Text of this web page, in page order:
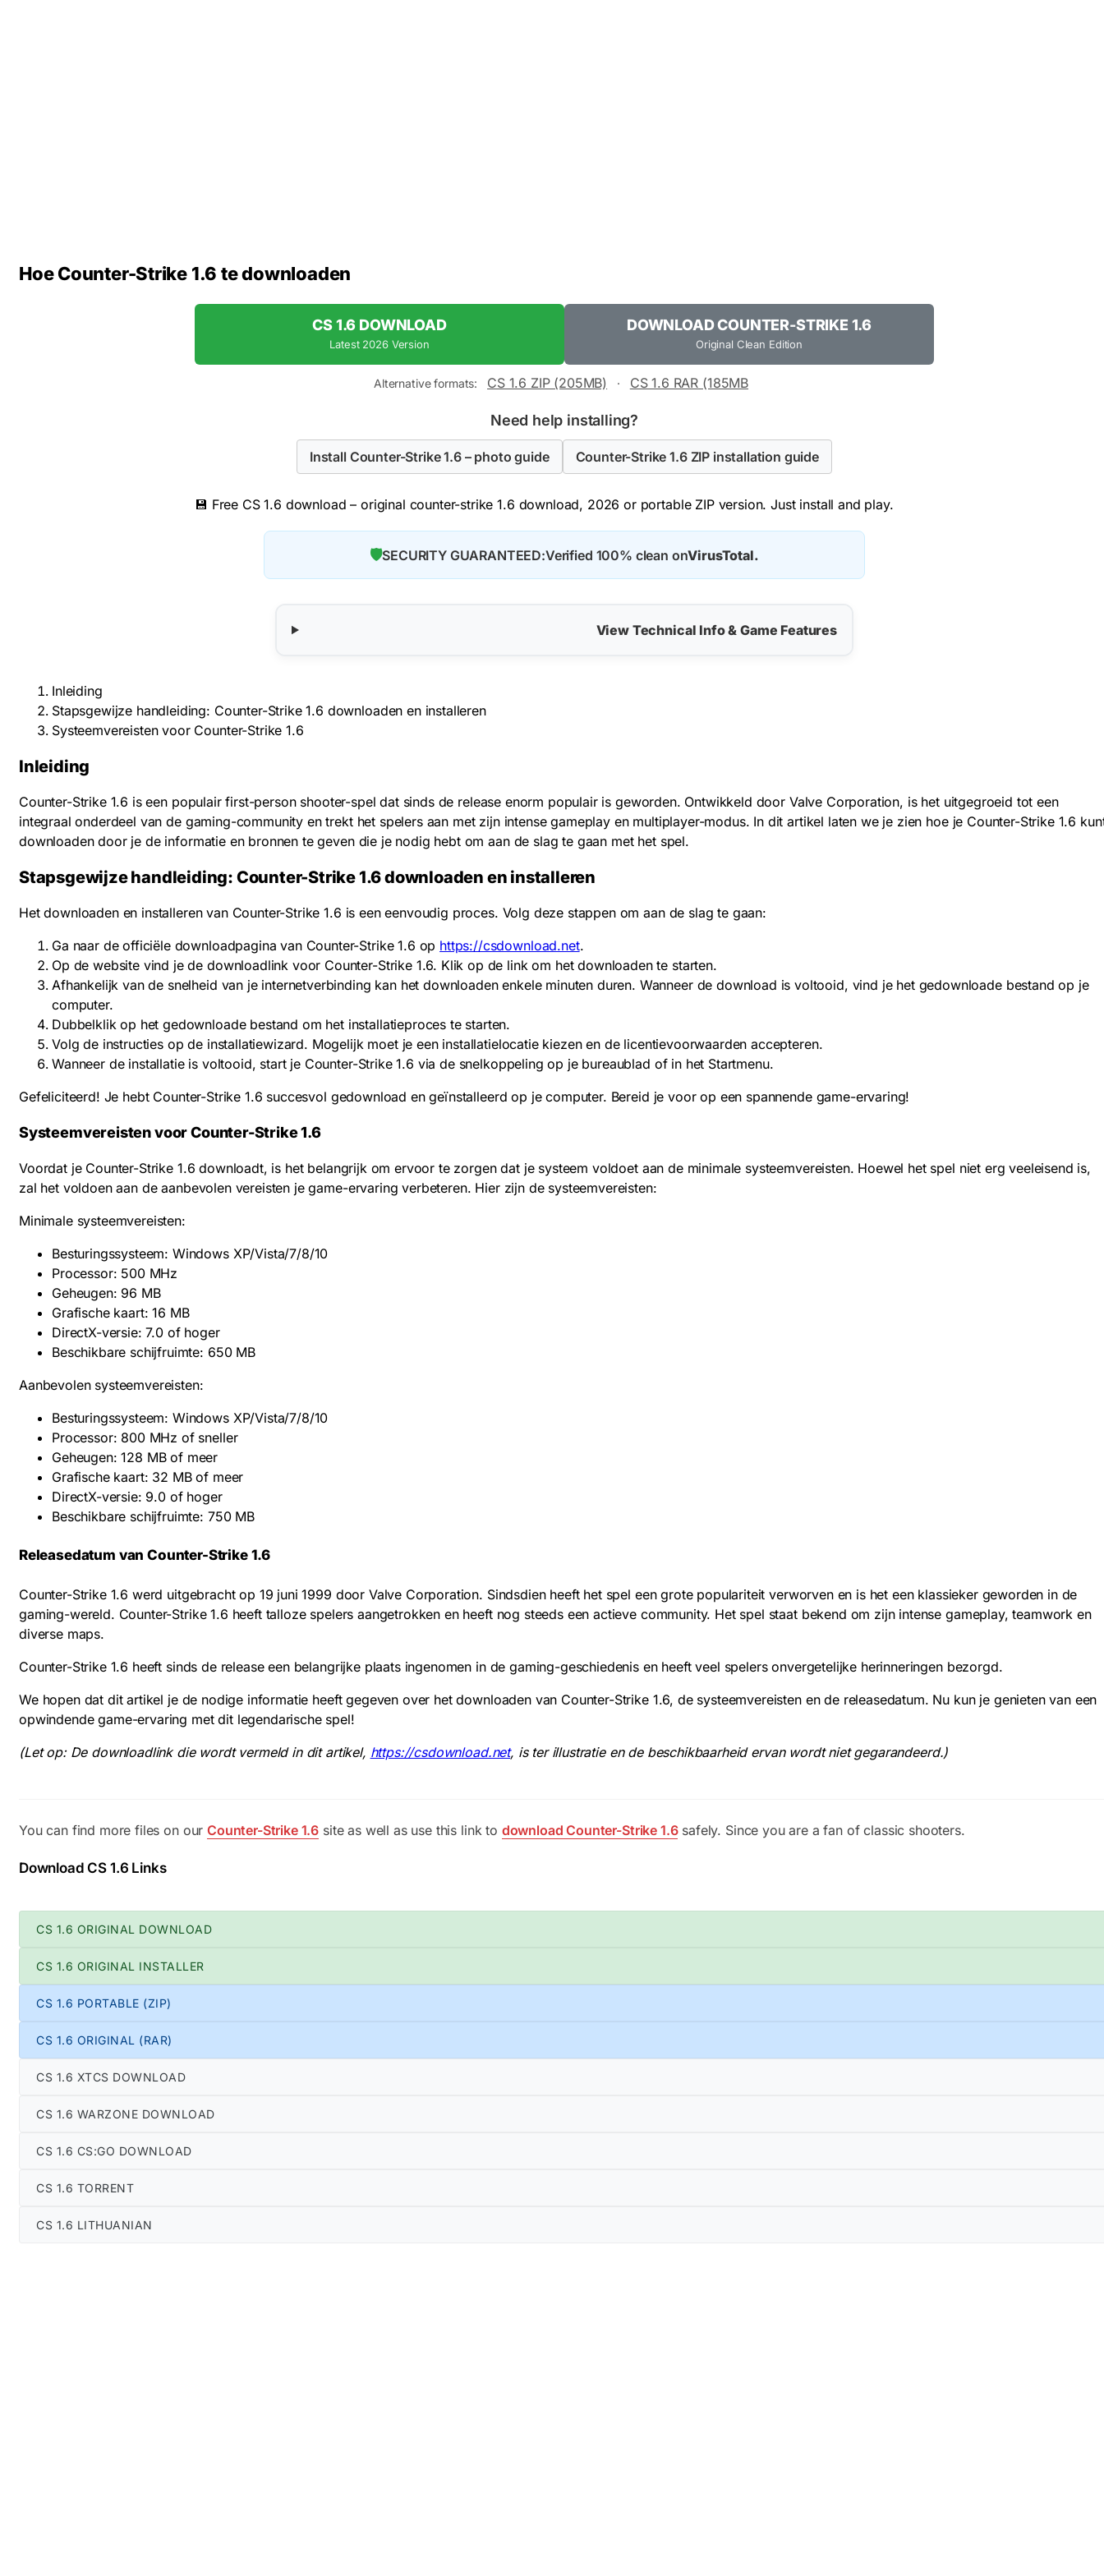
Hoe Counter-Strike 1.6 te downloaden
CS 1.6 DOWNLOAD
Latest 2026 Version
DOWNLOAD COUNTER-STRIKE 1.6
Original Clean Edition
Alternative formats: CS 1.6 ZIP (205MB) · CS 1.6 RAR (185MB
Need help installing?
Install Counter-Strike 1.6 – photo guide Counter-Strike 1.6 ZIP installation guide
💾 Free CS 1.6 download – original counter-strike 1.6 download, 2026 or portable ZIP version. Just install and play.
🛡️SECURITY GUARANTEED:Verified 100% clean onVirusTotal.
View Technical Info & Game Features
Inleiding
Stapsgewijze handleiding: Counter-Strike 1.6 downloaden en installeren
Systeemvereisten voor Counter-Strike 1.6
Inleiding
Counter-Strike 1.6 is een populair first-person shooter-spel dat sinds de release enorm populair is geworden. Ontwikkeld door Valve Corporation, is het uitgegroeid tot een
integraal onderdeel van de gaming-community en trekt het spelers aan met zijn intense gameplay en multiplayer-modus. In dit artikel laten we je zien hoe je Counter-Strike 1.6
downloaden door je de informatie en bronnen te geven die je nodig hebt om aan de slag te gaan met het spel.
Stapsgewijze handleiding: Counter-Strike 1.6 downloaden en installeren
Het downloaden en installeren van Counter-Strike 1.6 is een eenvoudig proces. Volg deze stappen om aan de slag te gaan:
Ga naar de officiële downloadpagina van Counter-Strike 1.6 op https://csdownload.net.
Op de website vind je de downloadlink voor Counter-Strike 1.6. Klik op de link om het downloaden te starten.
Afhankelijk van de snelheid van je internetverbinding kan het downloaden enkele minuten duren. Wanneer de download is voltooid, vind je het gedownloade bestand op je
computer.
Dubbelklik op het gedownloade bestand om het installatieproces te starten.
Volg de instructies op de installatiewizard. Mogelijk moet je een installatielocatie kiezen en de licentievoorwaarden accepteren.
Wanneer de installatie is voltooid, start je Counter-Strike 1.6 via de snelkoppeling op je bureaublad of in het Startmenu.
Gefeliciteerd! Je hebt Counter-Strike 1.6 succesvol gedownload en geïnstalleerd op je computer. Bereid je voor op een spannende game-ervaring!
Systeemvereisten voor Counter-Strike 1.6
Voordat je Counter-Strike 1.6 downloadt, is het belangrijk om ervoor te zorgen dat je systeem voldoet aan de minimale systeemvereisten. Hoewel het spel niet erg veeleisend is,
zal het voldoen aan de aanbevolen vereisten je game-ervaring verbeteren. Hier zijn de systeemvereisten:
Minimale systeemvereisten:
Besturingssysteem: Windows XP/Vista/7/8/10
Processor: 500 MHz
Geheugen: 96 MB
Grafische kaart: 16 MB
DirectX-versie: 7.0 of hoger
Beschikbare schijfruimte: 650 MB
Aanbevolen systeemvereisten:
Besturingssysteem: Windows XP/Vista/7/8/10
Processor: 800 MHz of sneller
Geheugen: 128 MB of meer
Grafische kaart: 32 MB of meer
DirectX-versie: 9.0 of hoger
Beschikbare schijfruimte: 750 MB
Releasedatum van Counter-Strike 1.6
Counter-Strike 1.6 werd uitgebracht op 19 juni 1999 door Valve Corporation. Sindsdien heeft het spel een grote populariteit verworven en is het een klassieker geworden in de
gaming-wereld. Counter-Strike 1.6 heeft talloze spelers aangetrokken en heeft nog steeds een actieve community. Het spel staat bekend om zijn intense gameplay, teamwork en
diverse maps.
Counter-Strike 1.6 heeft sinds de release een belangrijke plaats ingenomen in de gaming-geschiedenis en heeft veel spelers onvergetelijke herinneringen bezorgd.
We hopen dat dit artikel je de nodige informatie heeft gegeven over het downloaden van Counter-Strike 1.6, de systeemvereisten en de releasedatum. Nu kun je genieten van een
opwindende game-ervaring met dit legendarische spel!
(Let op: De downloadlink die wordt vermeld in dit artikel, https://csdownload.net, is ter illustratie en de beschikbaarheid ervan wordt niet gegarandeerd.)
You can find more files on ourCounter-Strike 1.6 site as well as use this link to download Counter-Strike 1.6safely. Since you are a fan of classic shooters.
Download CS 1.6 Links
CS 1.6 ORIGINAL DOWNLOAD
CS 1.6 ORIGINAL INSTALLER
CS 1.6 PORTABLE (ZIP)
CS 1.6 ORIGINAL (RAR)
CS 1.6 XTCS DOWNLOAD
CS 1.6 WARZONE DOWNLOAD
CS 1.6 CS:GO DOWNLOAD
CS 1.6 TORRENT
CS 1.6 LITHUANIAN